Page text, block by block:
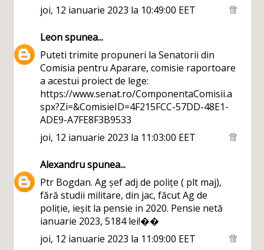
joi, 12 ianuarie 2023 la 10:49:00 EET
Leonspunea...
Puteti trimite propuneri la Senatorii din
Comisia pentru Aparare, comisie raportoare
a acestui proiect de lege:
https://www.senat.ro/ComponentaComisii.a
spx?Zi=&ComisieID=4F215FCC-57DD-48E1-
ADE9-A7FE8F3B9533
joi, 12 ianuarie 2023 la 11:03:00 EET
Alexandruspunea...
Ptr Bogdan. Ag șef adj de polițe ( plt maj),
fără studii militare, din jac, făcut Ag de
poliție, ieșit la pensie in 2020. Pensie netă
ianuarie 2023, 5184 lei!��
joi, 12 ianuarie 2023 la 11:09:00 EET